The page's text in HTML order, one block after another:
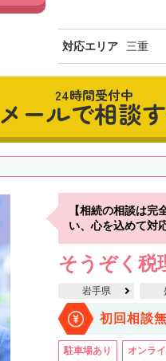
対応エリア 三重
24時間受付中
メールで相談
【相続の相談は
い、心を込めて対
そうぞく税
岩手県
初回相談
駐車場あり オンラ